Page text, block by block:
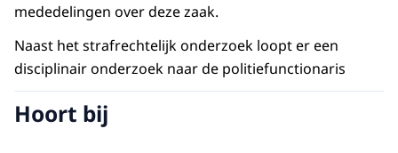
mededelingen over deze zaak.
Naast het strafrechtelijk onderzoek loopt er een
disciplinair onderzoek naar de politiefunctionaris
Hoort bij